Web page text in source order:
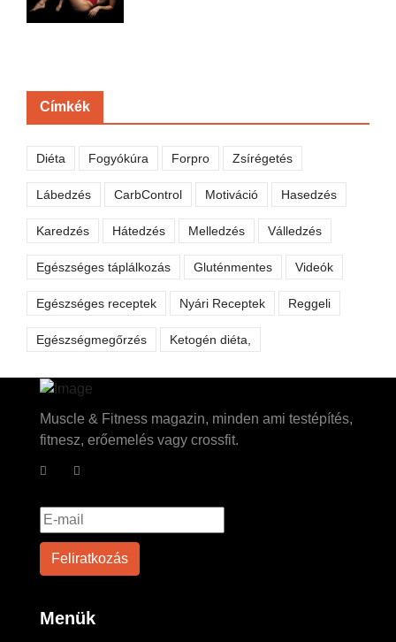
Címkék
Diéta Fogyókúra Forpro Zsírégetés
Lábedzés CarbControl Motiváció Hasedzés
Karedzés Hátedzés Melledzés Válledzés
Egészséges táplálkozás Gluténmentes Videók
Egészséges receptek Nyári Receptek Reggeli
Egészségmegőrzés Ketogén diéta,
Muscle & Fitness magazin, minden ami testépítés,
fitnesz, erőemelés vagy crossfit.
Menük